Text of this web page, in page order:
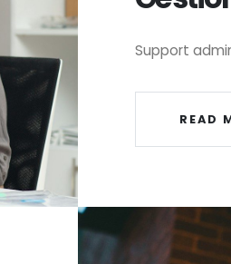
Support
READ